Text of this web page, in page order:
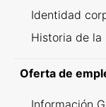
Identidad
Historia de la
Oferta de
Información